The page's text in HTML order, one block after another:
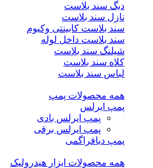
دیگ سند بلاست
نازل سند بلاست
سند بلاست کابینتی وکیوم
سند بلاست داخل لوله
شیلنگ سند بلاست
کلاه سند بلاست
لباس سند بلاست
همه محصولات پمپ
پمپ ایرلس
پمپ ایرلس بادی
پمپ ایرلس برقی
پمپ دیافراگمی
همه محصولات ابزار هیدرولیک